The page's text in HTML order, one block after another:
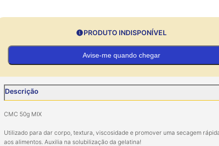
PRODUTO INDISPONÍVEL
Avise-me quando chegar
Descrição
CMC 50g MIX
Utilizado para dar corpo, textura, viscosidade e promover uma secagem
aos alimentos. Auxilia na solubilização da gelatina!